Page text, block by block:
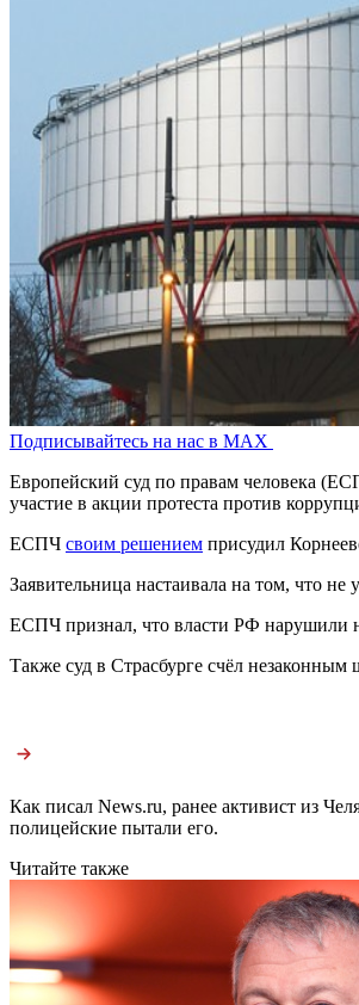
Подписывайтесь на нас в MAX
Европейский суд по правам человека
участие в акции протеста против
ЕСПЧ своим решением присудил
Заявительница настаивала на том, что не
ЕСПЧ признал, что власти РФ нарушили
Также суд в Страсбурге счёл
Как писал News.ru, ранее активист из
полицейские пытали его.
Читайте также